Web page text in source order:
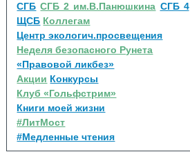
СГБ СГБ 2 им.В.Панюшкина СГБ 4
ЩСБ Коллегам
Центр экологич.просвещения
Неделя безопасного Рунета
«Правовой ликбез»
Акции Конкурсы
Клуб «Гольфстрим»
Книги моей жизни
#ЛитМост
#Медленные чтения